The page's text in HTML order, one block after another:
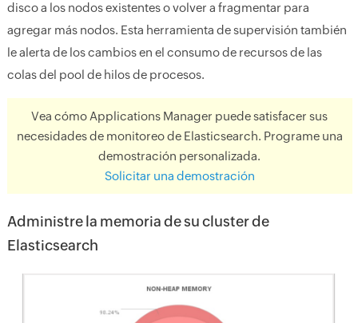
disco a los nodos existentes o volver a fragmentar para
agregar más nodos. Esta herramienta de supervisión también
le alerta de los cambios en el consumo de recursos de las
colas del pool de hilos de procesos.
Vea cómo Applications Manager puede satisfacer sus
necesidades de monitoreo de Elasticsearch. Programe una
demostración personalizada.
Solicitar una demostración
Administre la memoria de su cluster de
Elasticsearch